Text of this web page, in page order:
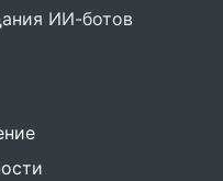
ИИ-ботов